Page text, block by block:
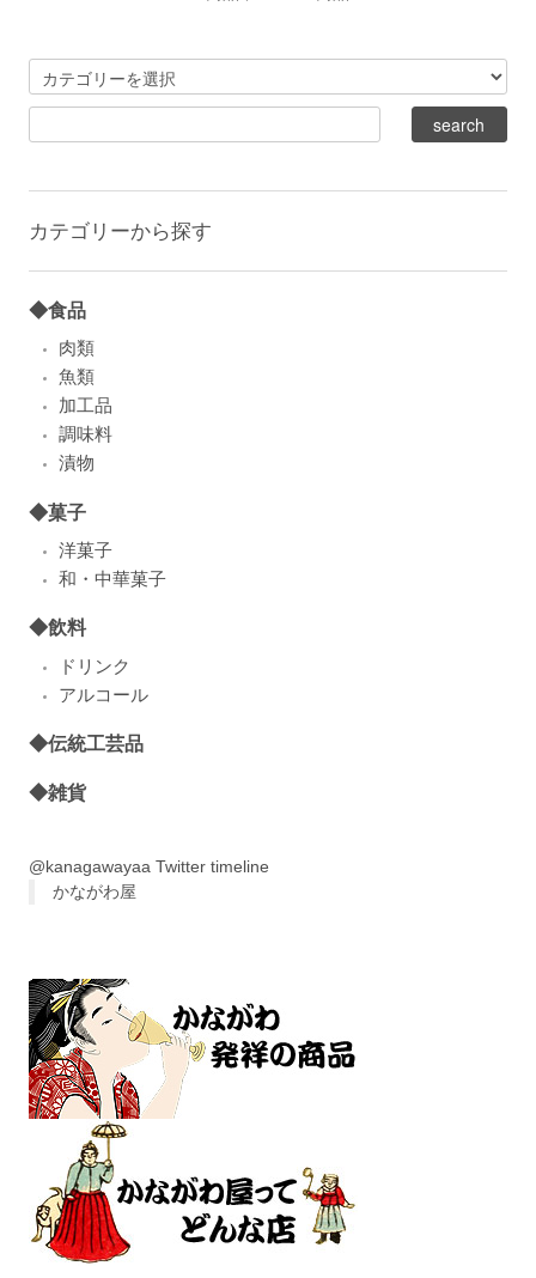
カテゴリーから探す
◆食品
肉類
魚類
加工品
調味料
漬物
◆菓子
洋菓子
和・中華菓子
◆飲料
ドリンク
アルコール
◆伝統工芸品
◆雑貨
@kanagawayaa Twitter timeline
かながわ屋